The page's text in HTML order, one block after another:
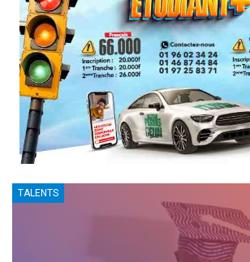
TALENTS